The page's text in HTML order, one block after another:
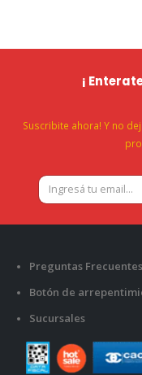
¡
Suscribite ahora! Y no
Preguntas Frecuentes
Botón de
Sucursales